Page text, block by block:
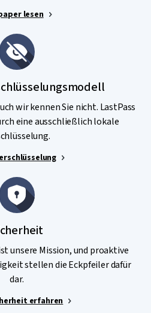
lesen
wir kennen Sie nicht. LastPass
eine ausschließlich lokale
unsere Mission, und proaktive
stellen die Eckpfeiler dafür
dar.
erfahren